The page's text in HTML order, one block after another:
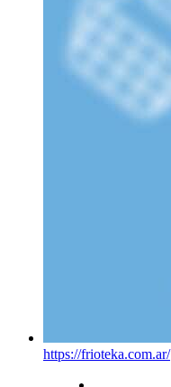
https://frioteka.com.ar/